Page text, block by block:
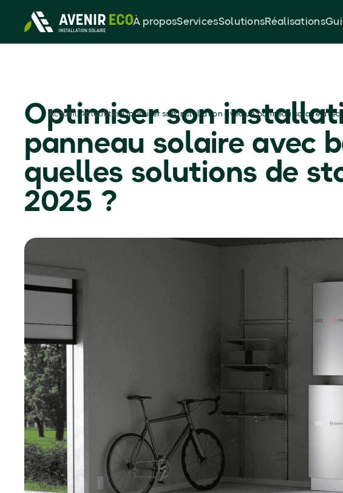
À proposServicesSolutionsRéalisations
Accueil Actualités Optimiser son installation avec un panneau solaire
Optimiser son
panneau solaire avec
quelles solutions de
2025 ?